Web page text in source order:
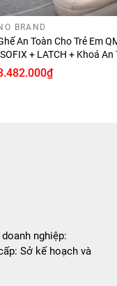
độ to nhỏ của âm
tạo ra nhiều tạp
quả suy giảm
pha lẫn tạp
còn giúp người
khi có sự cố
SK-750: kim loại
BRAND
An Toàn Cho Trẻ Em
+ LATCH + Khoá An
Phiên Bản Nâng Cấp
nghiệp:
Sở kế hoạch và